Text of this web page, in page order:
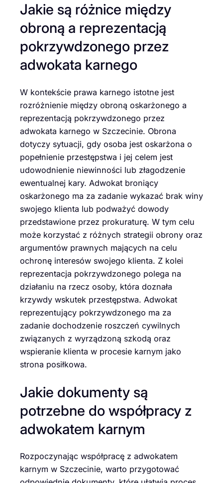
Jakie są różnice między
obroną a reprezentacją
pokrzywdzonego przez
adwokata karnego
W kontekście prawa karnego istotne jest
rozróżnienie między obroną oskarżonego a
reprezentacją pokrzywdzonego przez
adwokata karnego w Szczecinie. Obrona
dotyczy sytuacji, gdy osoba jest oskarżona o
popełnienie przestępstwa i jej celem jest
udowodnienie niewinności lub złagodzenie
ewentualnej kary. Adwokat broniący
oskarżonego ma za zadanie wykazać brak winy
swojego klienta lub podważyć dowody
przedstawione przez prokuraturę. W tym celu
może korzystać z różnych strategii obrony oraz
argumentów prawnych mających na celu
ochronę interesów swojego klienta. Z kolei
reprezentacja pokrzywdzonego polega na
działaniu na rzecz osoby, która doznała
krzywdy wskutek przestępstwa. Adwokat
reprezentujący pokrzywdzonego ma za
zadanie dochodzenie roszczeń cywilnych
związanych z wyrządzoną szkodą oraz
wspieranie klienta w procesie karnym jako
strona posiłkowa.
Jakie dokumenty są
potrzebne do współpracy z
adwokatem karnym
Rozpoczynając współpracę z adwokatem
karnym w Szczecinie, warto przygotować